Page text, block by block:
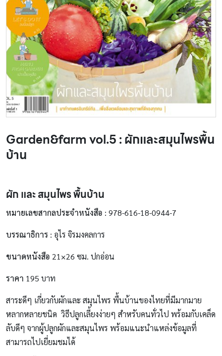
Garden&farm vol.5 : ผักและสมุนไพรพื้น
บ้าน
ผัก และ สมุนไพร พื้นบ้าน
หมายเลขสากลประจำหนังสือ : 978-616-18-0944-7
บรรณาธิการ : อุไร จิรมงคลการ
ขนาดหนังสือ 21×26 ซม. ปกอ่อน
ราคา 195 บาท
สาระดีๆ เกี่ยวกับผักและ สมุนไพร พื้นบ้านของไทยที่มีมากมาย
หลากหลายชนิด วิธีปลูกเลี้ยงง่ายๆ สำหรับคนทั่วไป พร้อมกับเคล็ด
ลับดีๆ จากผู้ปลูกผักและสมุนไพร พร้อมแนะนำแหล่งข้อมูลที่
สามารถไปเยี่ยมชมได้